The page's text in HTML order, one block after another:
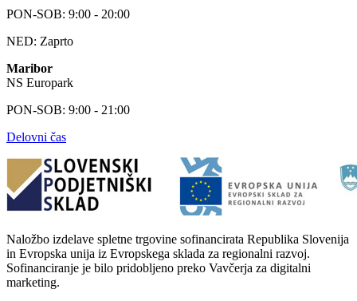
PON-SOB: 9:00 - 20:00
NED: Zaprto
Maribor
NS Europark
PON-SOB: 9:00 - 21:00
Delovni čas
Naložbo izdelave spletne trgovine sofinancirata Republika Slovenija
in Evropska unija iz Evropskega sklada za regionalni razvoj.
Sofinanciranje je bilo pridobljeno preko Vavčerja za digitalni
marketing.